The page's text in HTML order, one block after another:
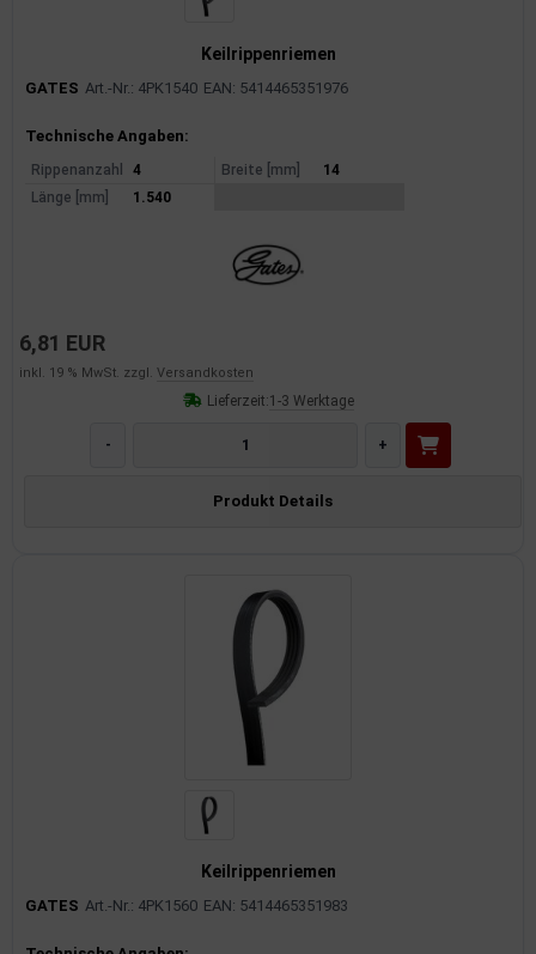
Keilrippenriemen
GATES Art.-Nr.: 4PK1540 EAN: 5414465351976
Produktinformationen
Technische Angaben:
Rippenanzahl 4 Breite [mm]
14
Länge [mm]
1.540
6,81 EUR
inkl. 19 % MwSt. zzgl. Versandkosten
Lieferzeit:1-3 Werktage
- +
Produkt Details
Keilrippenriemen
GATES Art.-Nr.: 4PK1560 EAN: 5414465351983